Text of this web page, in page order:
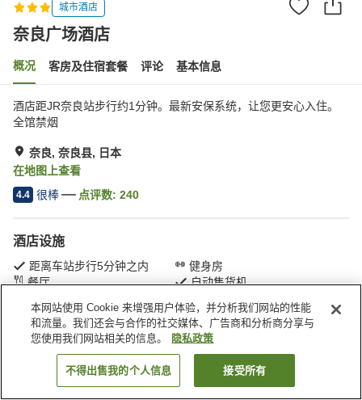
城市酒店
奈良广场酒店
概况 客房及住宿套餐 评论 基本信息
酒店距JR奈良站步行约1分钟。最新安保系统，让您更安心入住。
全馆禁烟
奈良, 奈良县, 日本
在地图上查看
4.4 很棒 点评数: 240
酒店设施
距离车站步行5分钟之内
健身房
餐厅
自动售货机
首页 日本 奈良县 奈良 奈良广场酒店
搜索客房
本网站使用 Cookie 来增强用户体验，并分析我们网站的性能
和流量。我们还会与合作的社交媒体、广告商和分析商分享与
您使用我们网站相关的信息。
隐私政策
不得出售我的个人信息 接受所有